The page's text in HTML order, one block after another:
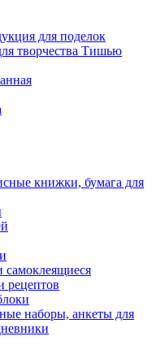
для поделок
творчества Тишью
книжки, бумага для
самоклеящиеся
рецептов
наборы, анкеты для